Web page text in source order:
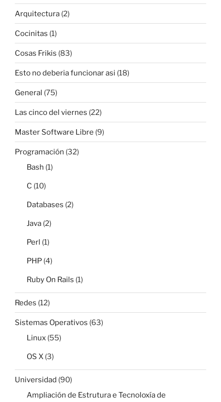
Arquitectura (2)
Cocinitas (1)
Cosas Frikis (83)
Esto no deberia funcionar asi (18)
General (75)
Las cinco del viernes (22)
Master Software Libre (9)
Programación (32)
Bash (1)
C (10)
Databases (2)
Java (2)
Perl (1)
PHP (4)
Ruby On Rails (1)
Redes (12)
Sistemas Operativos (63)
Linux (55)
OS X (3)
Universidad (90)
Ampliación de Estrutura e Tecnoloxía de